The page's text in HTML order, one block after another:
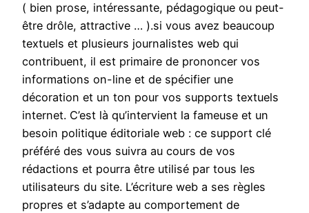
( bien prose, intéressante, pédagogique ou peut-
être drôle, attractive … ).si vous avez beaucoup
textuels et plusieurs journalistes web qui
contribuent, il est primaire de prononcer vos
informations on-line et de spécifier une
décoration et un ton pour vos supports textuels
internet. C’est là qu’intervient la fameuse et un
besoin politique éditoriale web : ce support clé
préféré des vous suivra au cours de vos
rédactions et pourra être utilisé par tous les
utilisateurs du site. L’écriture web a ses règles
propres et s’adapte au comportement de